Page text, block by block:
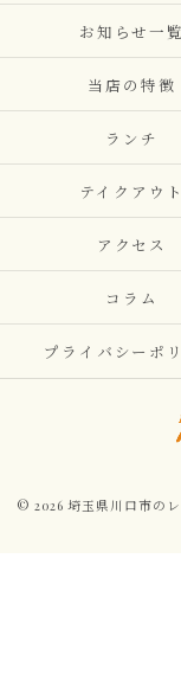
お知らせ一覧
当店の特徴
ランチ
テイクアウト
アクセス
コラム
プライバシーポ
© 2026 埼玉県川口市の